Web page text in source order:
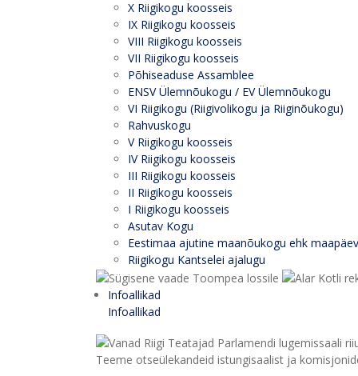
X Riigikogu koosseis
IX Riigikogu koosseis
VIII Riigikogu koosseis
VII Riigikogu koosseis
Põhiseaduse Assamblee
ENSV Ülemnõukogu / EV Ülemnõukogu
VI Riigikogu (Riigivolikogu ja Riiginõukogu)
Rahvuskogu
V Riigikogu koosseis
IV Riigikogu koosseis
III Riigikogu koosseis
II Riigikogu koosseis
I Riigikogu koosseis
Asutav Kogu
Eestimaa ajutine maanõukogu ehk maapäev
Riigikogu Kantselei ajalugu
Infoallikad
Infoallikad
Teeme otseülekandeid istungisaalist ja